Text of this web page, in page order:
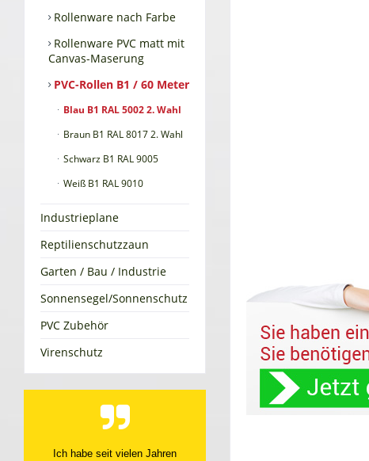
Rollenware nach Farbe
Rollenware PVC matt mit
Canvas-Maserung
PVC-Rollen B1 / 60 Meter
Blau B1 RAL 5002 2. Wahl
Braun B1 RAL 8017 2. Wahl
Schwarz B1 RAL 9005
Weiß B1 RAL 9010
Industrieplane
Reptilienschutzzaun
Garten / Bau / Industrie
Sonnensegel/Sonnenschutz
PVC Zubehör
Virenschutz
Ich habe seit vielen Jahren